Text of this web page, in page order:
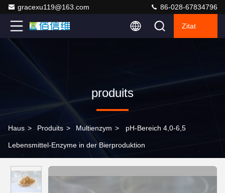
gracexu119@163.com 86-028-67834796
Zitat
produits
Haus > Produits > Multienzym > pH-Bereich 4,0-6,5
Lebensmittel-Enzyme in der Bierproduktion